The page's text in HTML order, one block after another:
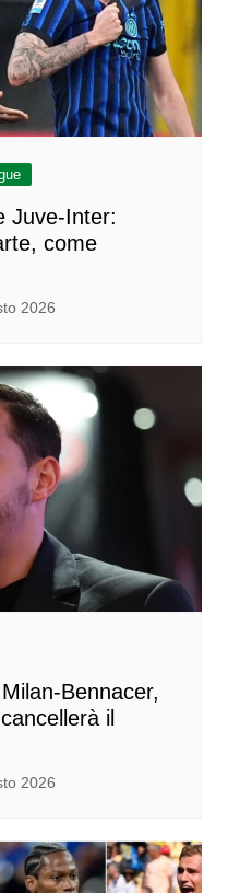
Juve-Inter:
come
2026
Bennacer,
il
2026